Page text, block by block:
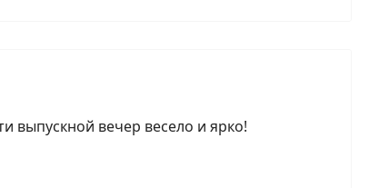
выпускной вечер весело и ярко!